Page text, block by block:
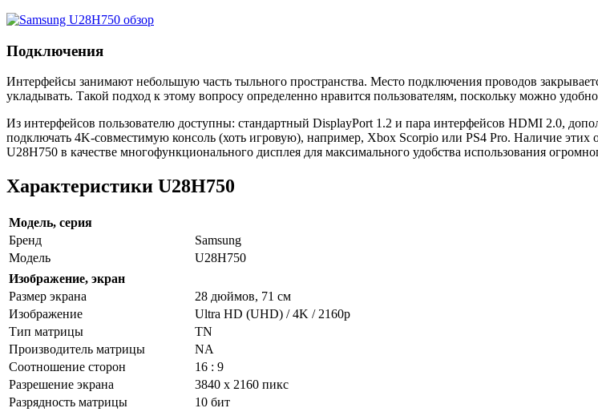
Подключения
Интерфейсы занимают небольшую часть тыльного пространства. Место подключения проводов
укладывать. Такой подход к этому вопросу определенно нравится пользователям, поскольку можно
Из интерфейсов пользователю доступны: стандартный DisplayPort 1.2 и пара интерфейсов HDMI 2.0,
подключать 4K-совместимую консоль (хоть игровую), например, Xbox Scorpio или PS4 Pro. Наличие этих
U28H750 в качестве многофункционального дисплея для максимального удобства использования
Характеристики U28H750
Модель, серия
Бренд
Samsung
Модель
U28H750
Изображение, экран
Размер экрана
28 дюймов, 71 см
Изображение
Ultra HD (UHD) / 4K / 2160p
Тип матрицы
TN
Производитель матрицы
NA
Соотношение сторон
16 : 9
Разрешение экрана
3840 x 2160 пикс
Разрядность матрицы
10 бит